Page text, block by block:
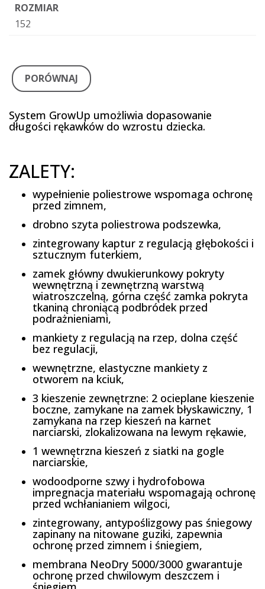
ROZMIAR
152
PORÓWNAJ
System GrowUp umożliwia dopasowanie
długości rękawków do wzrostu dziecka.
ZALETY:
wypełnienie poliestrowe wspomaga ochronę
przed zimnem,
drobno szyta poliestrowa podszewka,
zintegrowany kaptur z regulacją głębokości i
sztucznym futerkiem,
zamek główny dwukierunkowy pokryty
wewnętrzną i zewnętrzną warstwą
wiatroszczelną, górna część zamka pokryta
tkaniną chroniącą podbródek przed
podrażnieniami,
mankiety z regulacją na rzep, dolna część
bez regulacji,
wewnętrzne, elastyczne mankiety z
otworem na kciuk,
3 kieszenie zewnętrzne: 2 ocieplane kieszenie
boczne, zamykane na zamek błyskawiczny, 1
zamykana na rzep kieszeń na karnet
narciarski, zlokalizowana na lewym rękawie,
1 wewnętrzna kieszeń z siatki na gogle
narciarskie,
wodoodporne szwy i hydrofobowa
impregnacja materiału wspomagają ochronę
przed wchłanianiem wilgoci,
zintegrowany, antypoślizgowy pas śniegowy
zapinany na nitowane guziki, zapewnia
ochronę przed zimnem i śniegiem,
membrana NeoDry 5000/3000 gwarantuje
ochronę przed chwilowym deszczem i